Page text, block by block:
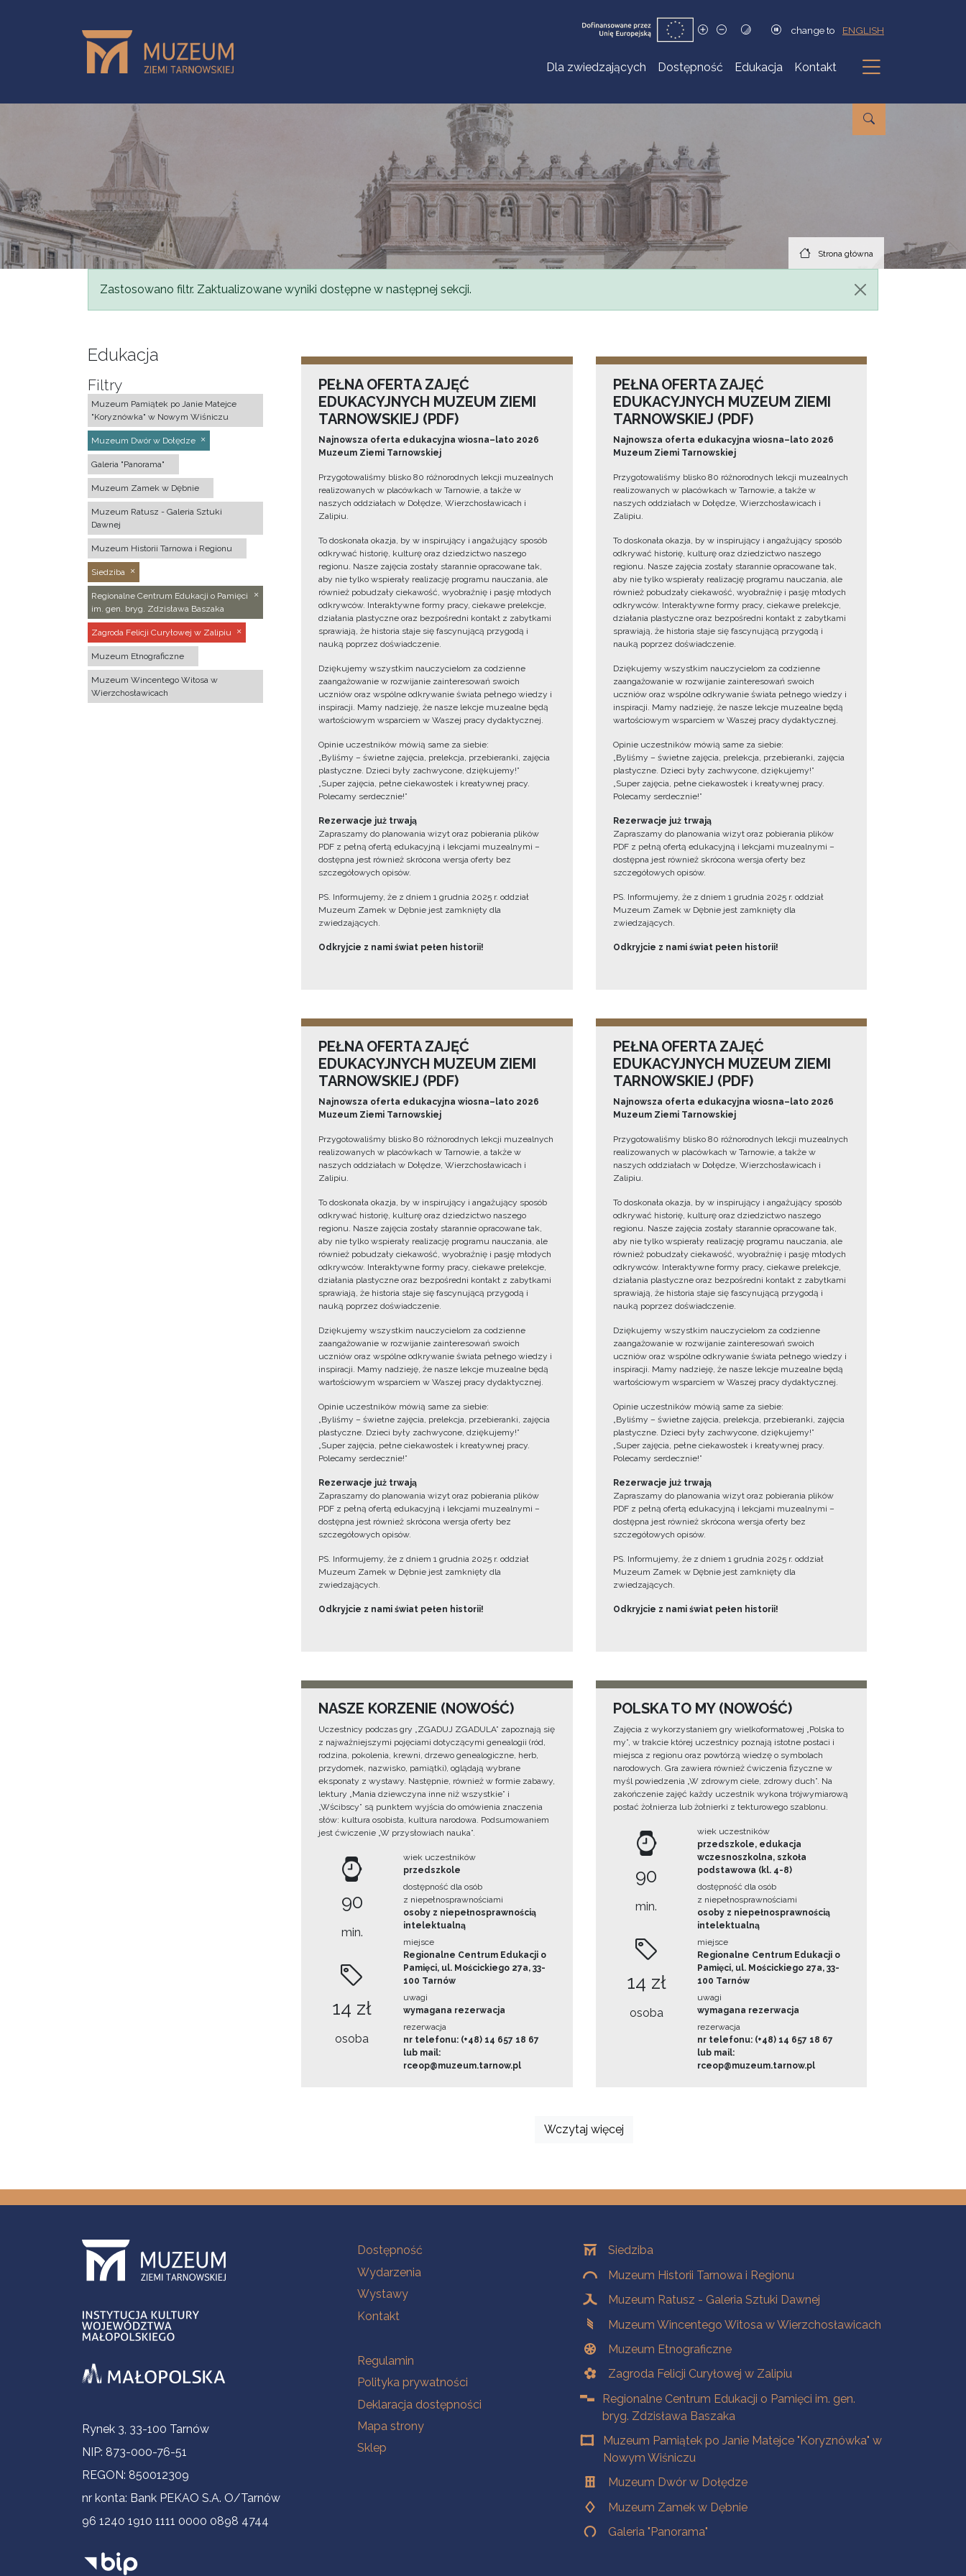
change to ENGLISH
Dla zwiedzających Dostępność Edukacja Kontakt
Podmenu
Strona główna
Komunikat
Zastosowano filtr. Zaktualizowane wyniki dostępne w następnej sekcji.
Edukacja
Filtry
Muzeum Pamiątek po Janie Matejce
"Koryznówka" w Nowym Wiśniczu
Muzeum Dwór w Dołędze
Galeria "Panorama"
Muzeum Zamek w Dębnie
Muzeum Ratusz - Galeria Sztuki
Dawnej
Muzeum Historii Tarnowa i Regionu
Siedziba
Regionalne Centrum Edukacji o Pamięci
im. gen. bryg. Zdzisława Baszaka
Zagroda Felicji Curyłowej w Zalipiu
Muzeum Etnograficzne
Muzeum Wincentego Witosa w
Wierzchosławicach
PEŁNA OFERTA ZAJĘĆ
EDUKACYJNYCH MUZEUM ZIEMI
TARNOWSKIEJ (PDF)
Najnowsza oferta edukacyjna wiosna–lato 2026
Muzeum Ziemi Tarnowskiej
Przygotowaliśmy blisko 80 różnorodnych lekcji muzealnych
realizowanych w placówkach w Tarnowie, a także w
naszych oddziałach w Dołędze, Wierzchosławicach i
Zalipiu.
To doskonała okazja, by w inspirujący i angażujący sposób
odkrywać historię, kulturę oraz dziedzictwo naszego
regionu. Nasze zajęcia zostały starannie opracowane tak,
aby nie tylko wspierały realizację programu nauczania, ale
również pobudzały ciekawość, wyobraźnię i pasję młodych
odkrywców. Interaktywne formy pracy, ciekawe prelekcje,
działania plastyczne oraz bezpośredni kontakt z zabytkami
sprawiają, że historia staje się fascynującą przygodą i
nauką poprzez doświadczenie.
Dziękujemy wszystkim nauczycielom za codzienne
zaangażowanie w rozwijanie zainteresowań swoich
uczniów oraz wspólne odkrywanie świata pełnego wiedzy i
inspiracji. Mamy nadzieję, że nasze lekcje muzealne będą
wartościowym wsparciem w Waszej pracy dydaktycznej.
Opinie uczestników mówią same za siebie:
„Byliśmy – świetne zajęcia, prelekcja, przebieranki, zajęcia
plastyczne. Dzieci były zachwycone, dziękujemy!”
„Super zajęcia, pełne ciekawostek i kreatywnej pracy.
Polecamy serdecznie!”
Rezerwacje już trwają
Zapraszamy do planowania wizyt oraz pobierania plików
PDF z pełną ofertą edukacyjną i lekcjami muzealnymi –
dostępna jest również skrócona wersja oferty bez
szczegółowych opisów.
PS. Informujemy, że z dniem 1 grudnia 2025 r. oddział
Muzeum Zamek w Dębnie jest zamknięty dla
zwiedzających.
Odkryjcie z nami świat pełen historii!
PEŁNA OFERTA ZAJĘĆ
EDUKACYJNYCH MUZEUM ZIEMI
TARNOWSKIEJ (PDF)
Najnowsza oferta edukacyjna wiosna–lato 2026
Muzeum Ziemi Tarnowskiej
Przygotowaliśmy blisko 80 różnorodnych lekcji muzealnych
realizowanych w placówkach w Tarnowie, a także w
naszych oddziałach w Dołędze, Wierzchosławicach i
Zalipiu.
To doskonała okazja, by w inspirujący i angażujący sposób
odkrywać historię, kulturę oraz dziedzictwo naszego
regionu. Nasze zajęcia zostały starannie opracowane tak,
aby nie tylko wspierały realizację programu nauczania, ale
również pobudzały ciekawość, wyobraźnię i pasję młodych
odkrywców. Interaktywne formy pracy, ciekawe prelekcje,
działania plastyczne oraz bezpośredni kontakt z zabytkami
sprawiają, że historia staje się fascynującą przygodą i
nauką poprzez doświadczenie.
Dziękujemy wszystkim nauczycielom za codzienne
zaangażowanie w rozwijanie zainteresowań swoich
uczniów oraz wspólne odkrywanie świata pełnego wiedzy i
inspiracji. Mamy nadzieję, że nasze lekcje muzealne będą
wartościowym wsparciem w Waszej pracy dydaktycznej.
Opinie uczestników mówią same za siebie:
„Byliśmy – świetne zajęcia, prelekcja, przebieranki, zajęcia
plastyczne. Dzieci były zachwycone, dziękujemy!”
„Super zajęcia, pełne ciekawostek i kreatywnej pracy.
Polecamy serdecznie!”
Rezerwacje już trwają
Zapraszamy do planowania wizyt oraz pobierania plików
PDF z pełną ofertą edukacyjną i lekcjami muzealnymi –
dostępna jest również skrócona wersja oferty bez
szczegółowych opisów.
PS. Informujemy, że z dniem 1 grudnia 2025 r. oddział
Muzeum Zamek w Dębnie jest zamknięty dla
zwiedzających.
Odkryjcie z nami świat pełen historii!
PEŁNA OFERTA ZAJĘĆ
EDUKACYJNYCH MUZEUM ZIEMI
TARNOWSKIEJ (PDF)
Najnowsza oferta edukacyjna wiosna–lato 2026
Muzeum Ziemi Tarnowskiej
Przygotowaliśmy blisko 80 różnorodnych lekcji muzealnych
realizowanych w placówkach w Tarnowie, a także w
naszych oddziałach w Dołędze, Wierzchosławicach i
Zalipiu.
To doskonała okazja, by w inspirujący i angażujący sposób
odkrywać historię, kulturę oraz dziedzictwo naszego
regionu. Nasze zajęcia zostały starannie opracowane tak,
aby nie tylko wspierały realizację programu nauczania, ale
również pobudzały ciekawość, wyobraźnię i pasję młodych
odkrywców. Interaktywne formy pracy, ciekawe prelekcje,
działania plastyczne oraz bezpośredni kontakt z zabytkami
sprawiają, że historia staje się fascynującą przygodą i
nauką poprzez doświadczenie.
Dziękujemy wszystkim nauczycielom za codzienne
zaangażowanie w rozwijanie zainteresowań swoich
uczniów oraz wspólne odkrywanie świata pełnego wiedzy i
inspiracji. Mamy nadzieję, że nasze lekcje muzealne będą
wartościowym wsparciem w Waszej pracy dydaktycznej.
Opinie uczestników mówią same za siebie:
„Byliśmy – świetne zajęcia, prelekcja, przebieranki, zajęcia
plastyczne. Dzieci były zachwycone, dziękujemy!”
„Super zajęcia, pełne ciekawostek i kreatywnej pracy.
Polecamy serdecznie!”
Rezerwacje już trwają
Zapraszamy do planowania wizyt oraz pobierania plików
PDF z pełną ofertą edukacyjną i lekcjami muzealnymi –
dostępna jest również skrócona wersja oferty bez
szczegółowych opisów.
PS. Informujemy, że z dniem 1 grudnia 2025 r. oddział
Muzeum Zamek w Dębnie jest zamknięty dla
zwiedzających.
Odkryjcie z nami świat pełen historii!
PEŁNA OFERTA ZAJĘĆ
EDUKACYJNYCH MUZEUM ZIEMI
TARNOWSKIEJ (PDF)
Najnowsza oferta edukacyjna wiosna–lato 2026
Muzeum Ziemi Tarnowskiej
Przygotowaliśmy blisko 80 różnorodnych lekcji muzealnych
realizowanych w placówkach w Tarnowie, a także w
naszych oddziałach w Dołędze, Wierzchosławicach i
Zalipiu.
To doskonała okazja, by w inspirujący i angażujący sposób
odkrywać historię, kulturę oraz dziedzictwo naszego
regionu. Nasze zajęcia zostały starannie opracowane tak,
aby nie tylko wspierały realizację programu nauczania, ale
również pobudzały ciekawość, wyobraźnię i pasję młodych
odkrywców. Interaktywne formy pracy, ciekawe prelekcje,
działania plastyczne oraz bezpośredni kontakt z zabytkami
sprawiają, że historia staje się fascynującą przygodą i
nauką poprzez doświadczenie.
Dziękujemy wszystkim nauczycielom za codzienne
zaangażowanie w rozwijanie zainteresowań swoich
uczniów oraz wspólne odkrywanie świata pełnego wiedzy i
inspiracji. Mamy nadzieję, że nasze lekcje muzealne będą
wartościowym wsparciem w Waszej pracy dydaktycznej.
Opinie uczestników mówią same za siebie:
„Byliśmy – świetne zajęcia, prelekcja, przebieranki, zajęcia
plastyczne. Dzieci były zachwycone, dziękujemy!”
„Super zajęcia, pełne ciekawostek i kreatywnej pracy.
Polecamy serdecznie!”
Rezerwacje już trwają
Zapraszamy do planowania wizyt oraz pobierania plików
PDF z pełną ofertą edukacyjną i lekcjami muzealnymi –
dostępna jest również skrócona wersja oferty bez
szczegółowych opisów.
PS. Informujemy, że z dniem 1 grudnia 2025 r. oddział
Muzeum Zamek w Dębnie jest zamknięty dla
zwiedzających.
Odkryjcie z nami świat pełen historii!
NASZE KORZENIE (NOWOŚĆ)
Uczestnicy podczas gry „ZGADUJ ZGADULA” zapoznają się
z najważniejszymi pojęciami dotyczącymi genealogii (ród,
rodzina, pokolenia, krewni, drzewo genealogiczne, herb,
przydomek, nazwisko, pamiątki), oglądają wybrane
eksponaty z wystawy. Następnie, również w formie zabawy,
lektury „Mania dziewczyna inne niż wszystkie” i
„Wścibscy” są punktem wyjścia do omówienia znaczenia
słów: kultura osobista, kultura narodowa. Podsumowaniem
jest ćwiczenie „W przysłowiach nauka”.
90
min.
14 zł
osoba
wiek uczestników
przedszkole
dostępność dla osób
z niepełnosprawnościami
osoby z niepełnosprawnością
intelektualną
miejsce
Regionalne Centrum Edukacji o
Pamięci, ul. Mościckiego 27a, 33-
100 Tarnów
uwagi
wymagana rezerwacja
rezerwacja
nr telefonu: (+48) 14 657 18 67
lub mail:
rceop@muzeum.tarnow.pl
POLSKA TO MY (NOWOŚĆ)
Zajęcia z wykorzystaniem gry wielkoformatowej „Polska to
my”, w trakcie której uczestnicy poznają istotne postaci i
miejsca z regionu oraz powtórzą wiedzę o symbolach
narodowych. Gra zawiera również ćwiczenia fizyczne w
myśl powiedzenia „W zdrowym ciele, zdrowy duch”. Na
zakończenie zajęć każdy uczestnik wykona trójwymiarową
postać żołnierza lub żołnierki z tekturowego szablonu.
90
min.
14 zł
osoba
wiek uczestników
przedszkole, edukacja
wczesnoszkolna, szkoła
podstawowa (kl. 4-8)
dostępność dla osób
z niepełnosprawnościami
osoby z niepełnosprawnością
intelektualną
miejsce
Regionalne Centrum Edukacji o
Pamięci, ul. Mościckiego 27a, 33-
100 Tarnów
uwagi
wymagana rezerwacja
rezerwacja
nr telefonu: (+48) 14 657 18 67
lub mail:
rceop@muzeum.tarnow.pl
Wczytaj więcej
Informacje kontaktowe
Rynek 3, 33-100 Tarnów
NIP: 873-000-76-51
REGON: 850012309
nr konta: Bank PEKAO S.A. O/Tarnów
96 1240 1910 1111 0000 0898 4744
Na skróty
Dostępność
Wydarzenia
Wystawy
Kontakt
Na skróty
Regulamin
Polityka prywatności
Deklaracja dostępności
Mapa strony
Sklep
OddziałySiedziba
Muzeum Historii Tarnowa i Regionu
Muzeum Ratusz - Galeria Sztuki Dawnej
Muzeum Wincentego Witosa w Wierzchosławicach
Muzeum Etnograficzne
Zagroda Felicji Curyłowej w Zalipiu
Regionalne Centrum Edukacji o Pamięci im. gen.
bryg. Zdzisława Baszaka
Muzeum Pamiątek po Janie Matejce "Koryznówka" w
Nowym Wiśniczu
Muzeum Dwór w Dołędze
Muzeum Zamek w Dębnie
Galeria "Panorama"